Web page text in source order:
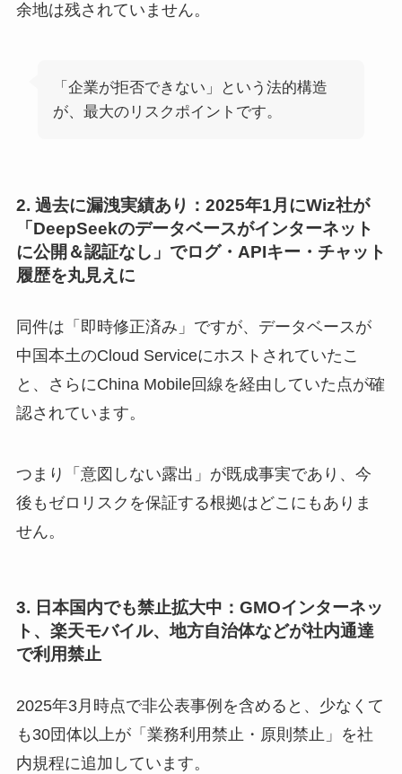
余地は残されていません。
「企業が拒否できない」という法的構造
が、最大のリスクポイントです。
2. 過去に漏洩実績あり：2025年1月にWiz社が
「DeepSeekのデータベースがインターネット
に公開＆認証なし」でログ・APIキー・チャット
履歴を丸見えに
同件は「即時修正済み」ですが、データベースが
中国本土のCloud Serviceにホストされていたこ
と、さらにChina Mobile回線を経由していた点が確
認されています。
つまり「意図しない露出」が既成事実であり、今
後もゼロリスクを保証する根拠はどこにもありま
せん。
3. 日本国内でも禁止拡大中：GMOインターネッ
ト、楽天モバイル、地方自治体などが社内通達
で利用禁止
2025年3月時点で非公表事例を含めると、少なくて
も30団体以上が「業務利用禁止・原則禁止」を社
内規程に追加しています。